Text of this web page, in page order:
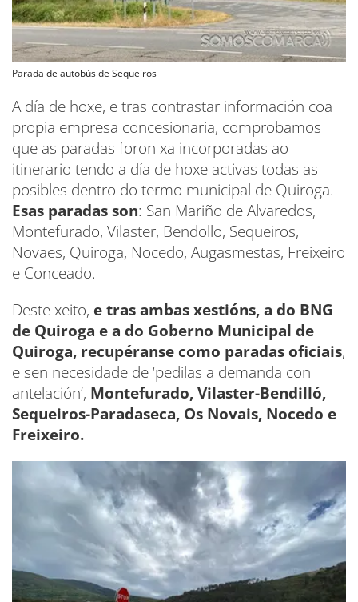
Parada de autobús de Sequeiros
A día de hoxe, e tras contrastar información coa
propia empresa concesionaria, comprobamos
que as paradas foron xa incorporadas ao
itinerario tendo a día de hoxe activas todas as
posibles dentro do termo municipal de Quiroga.
Esas paradas son: San Mariño de Alvaredos,
Montefurado, Vilaster, Bendollo, Sequeiros,
Novaes, Quiroga, Nocedo, Augasmestas, Freixeiro
e Conceado.
Deste xeito, e tras ambas xestións, a do BNG
de Quiroga e a do Goberno Municipal de
Quiroga, recupéranse como paradas oficiais,
e sen necesidade de ‘pedilas a demanda con
antelación’, Montefurado, Vilaster-Bendilló,
Sequeiros-Paradaseca, Os Novais, Nocedo e
Freixeiro.